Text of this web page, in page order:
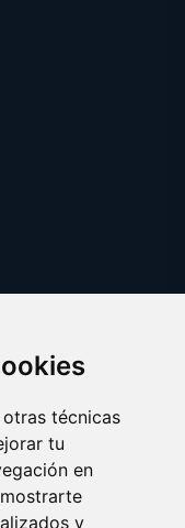
técnicas
tu
en
y